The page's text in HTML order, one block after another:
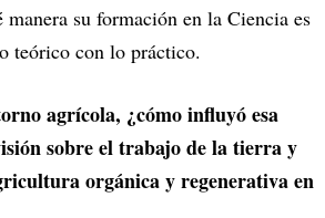
manera su formación en la Ciencia es
teórico con lo práctico.
agrícola, ¿cómo influyó esa
sobre el trabajo de la tierra y
orgánica y regenerativa en